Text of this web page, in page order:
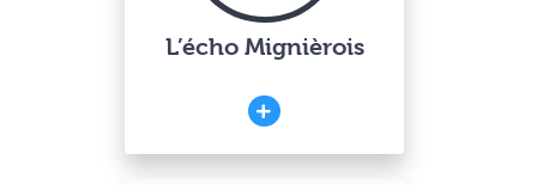
L’écho Mignièrois